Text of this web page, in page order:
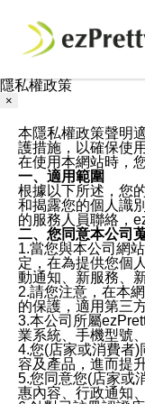
隱私權政策
×
本隱私權政策聲明
護措施，以確保使
在使用本網站時，
一、適用範圍
根據以下所述，您
和揭露您的個人識
的服務人員聯絡，
二、您同意本公司
1.當您與本公司網
定，在為提供您個
動通知、新服務、
2.請您注意，在本
的保護，適用第三
3.本公司所屬
業系統、手機型號
4.您(店家或消費者
容及產品，進而提
5.您同意您(店家或
惠內容、行政通知